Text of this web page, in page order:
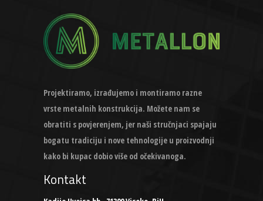
Projektiramo, izrađujemo i montiramo razne
vrste metalnih konstrukcija. Možete nam se
obratiti s povjerenjem, jer naši stručnjaci spajaju
bogatu tradiciju i nove tehnologije u proizvodnji
kako bi kupac dobio više od očekivanoga.
Kontakt